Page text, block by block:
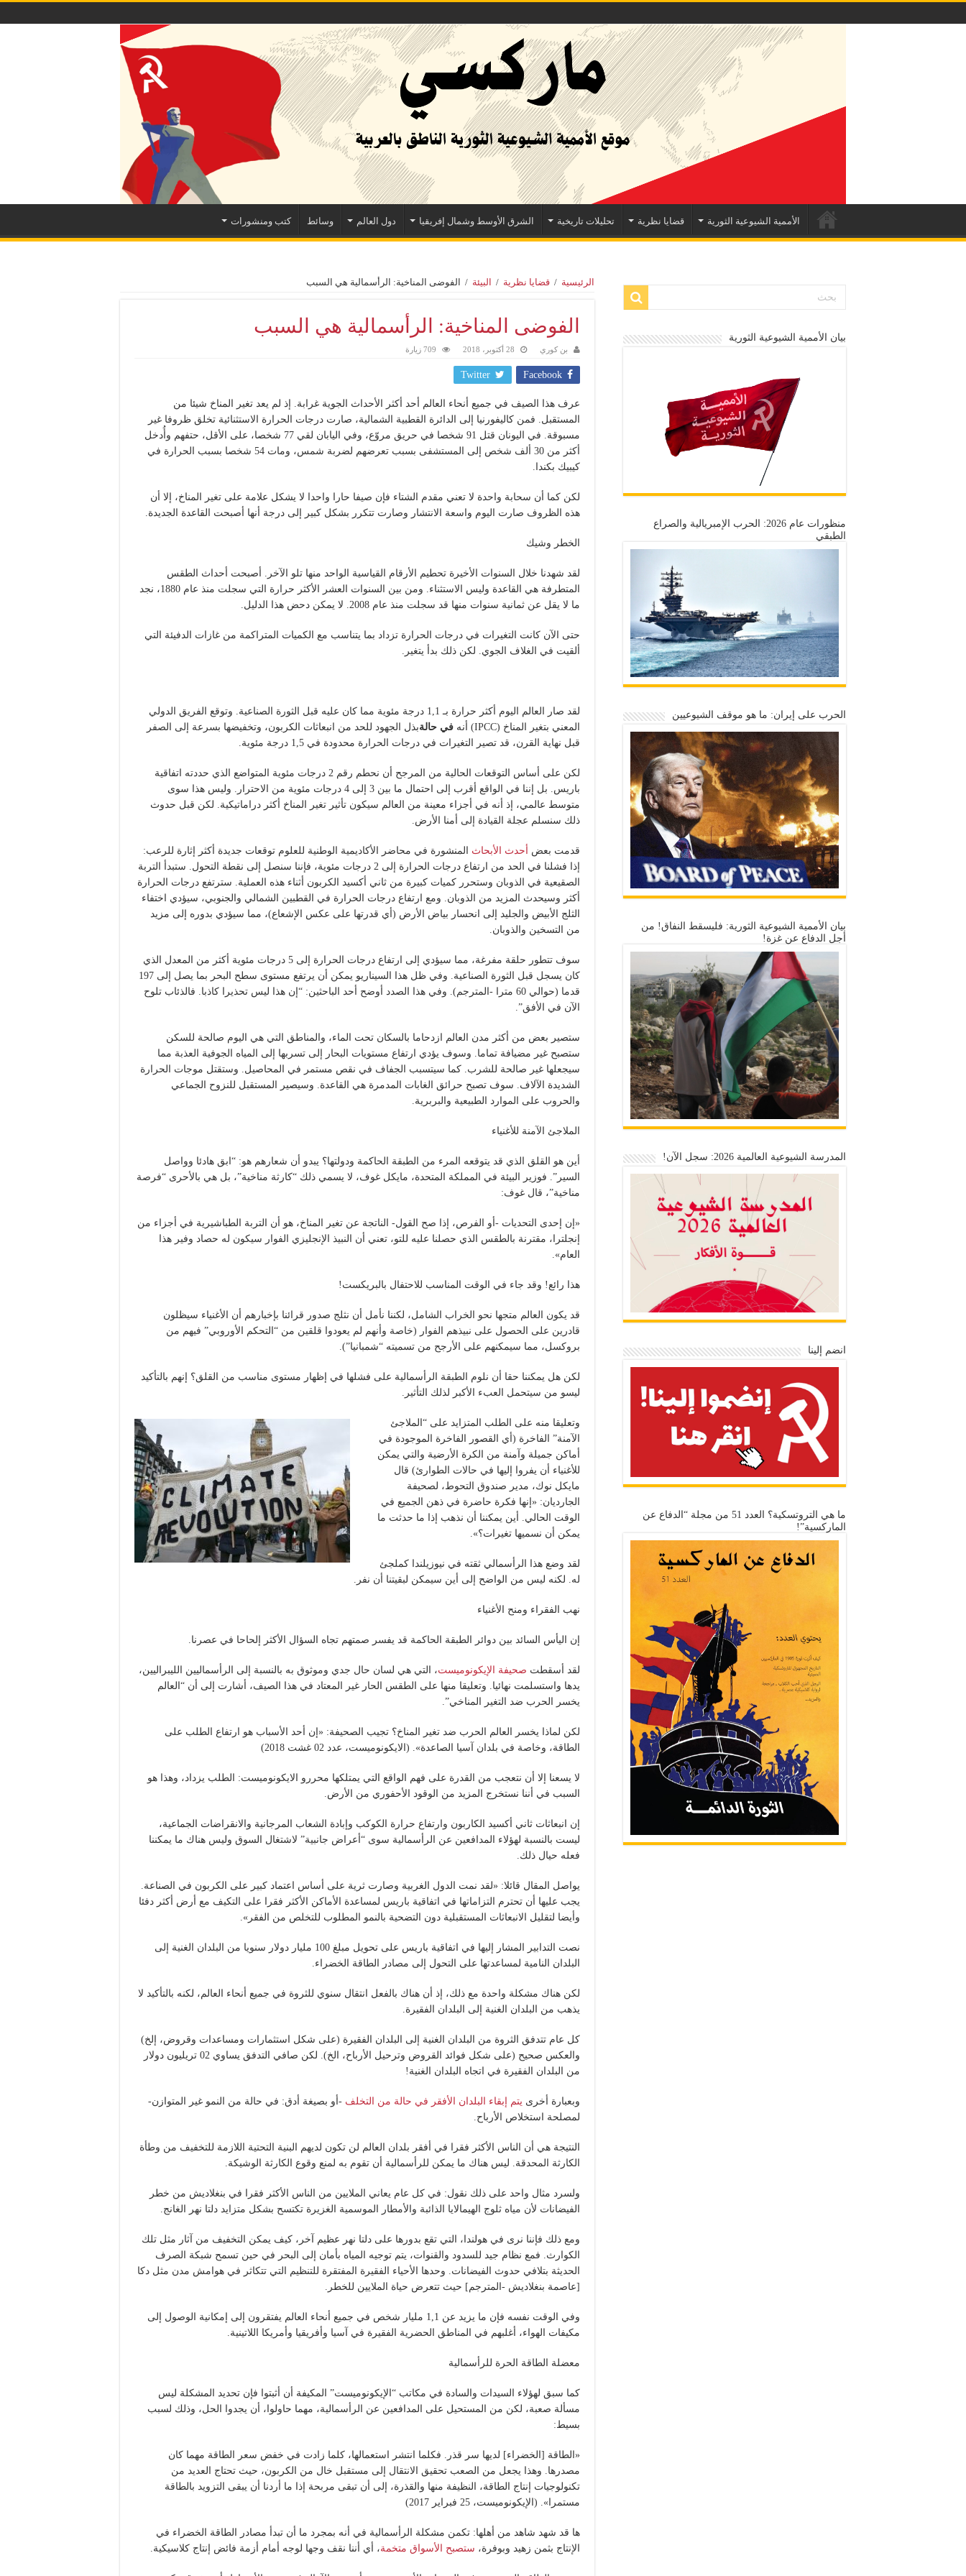
الأممية الشيوعية الثورية قضايا نظرية تحليلات تاريخية الشرق الأوسط وشمال إفريقيا دول العالم وسائط كتب ومنشورات
الرئيسية / قضايا نظرية / البيئة / الفوضى المناخية: الرأسمالية هي السبب
الفوضى المناخية: الرأسمالية هي السبب
بن كوري 28 أكتوبر، 2018 709 زيارة
Facebook
Twitter
عرف هذا الصيف في جميع أنحاء العالم أحد أكثر الأحداث الجوية غرابة. إذ لم يعد تغير المناخ شيئا من
المستقبل. فمن كاليفورنيا إلى الدائرة القطبية الشمالية، صارت درجات الحرارة الاستثنائية تخلق ظروفا غير
مسبوقة. في اليونان قتل 91 شخصا في حريق مروّع، وفي اليابان لقي 77 شخصا، على الأقل، حتفهم وأُدخل
أكثر من 30 ألف شخص إلى المستشفى بسبب تعرضهم لضربة شمس، ومات 54 شخصا بسبب الحرارة في
كيبيك بكندا.
لكن كما أن سحابة واحدة لا تعني مقدم الشتاء فإن صيفا حارا واحدا لا يشكل علامة على تغير المناخ، إلا أن
هذه الظروف صارت اليوم واسعة الانتشار وصارت تتكرر بشكل كبير إلى درجة أنها أصبحت القاعدة الجديدة.
الخطر وشيك
لقد شهدنا خلال السنوات الأخيرة تحطيم الأرقام القياسية الواحد منها تلو الآخر. أصبحت أحداث الطقس
المتطرفة هي القاعدة وليس الاستثناء. ومن بين السنوات العشر الأكثر حرارة التي سجلت منذ عام 1880، نجد
ما لا يقل عن ثمانية سنوات منها قد سجلت منذ عام 2008. لا يمكن دحض هذا الدليل.
حتى الآن كانت التغيرات في درجات الحرارة تزداد بما يتناسب مع الكميات المتراكمة من غازات الدفيئة التي
ألقيت في الغلاف الجوي. لكن ذلك بدأ يتغير.
لقد صار العالم اليوم أكثر حرارة بـ 1,1 درجة مئوية مما كان عليه قبل الثورة الصناعية. وتوقع الفريق الدولي
المعني بتغير المناخ (IPCC) أنه
في حالةبذل الجهود للحد من انبعاثات الكربون، وتخفيضها بسرعة إلى الصفر
قبل نهاية القرن، قد تصير التغيرات في درجات الحرارة محدودة في 1,5 درجة مئوية.
لكن على أساس التوقعات الحالية من المرجح أن نحطم رقم 2 درجات مئوية المتواضع الذي حددته اتفاقية
باريس. بل إننا في الواقع أقرب إلى احتمال ما بين 3 إلى 4 درجات مئوية من الاحترار. وليس هذا سوى
متوسط عالمي، إذ أنه في أجزاء معينة من العالم سيكون تأثير تغير المناخ أكثر دراماتيكية. لكن قبل حدوث
ذلك سنسلم عجلة القيادة إلى أمنا الأرض.
قدمت بعض أحدث الأبحاث المنشورة في محاضر الأكاديمية الوطنية للعلوم توقعات جديدة أكثر إثارة للرعب:
إذا فشلنا في الحد من ارتفاع درجات الحرارة إلى 2 درجات مئوية، فإننا سنصل إلى نقطة التحول. ستبدأ التربة
الصقيعية في الذوبان وستحرر كميات كبيرة من ثاني أكسيد الكربون أثناء هذه العملية. سترتفع درجات الحرارة
أكثر وسيحدث المزيد من الذوبان. ومع ارتفاع درجات الحرارة في القطبين الشمالي والجنوبي، سيؤدي اختفاء
الثلج الأبيض والجليد إلى انحسار بياض الأرض (أي قدرتها على عكس الإشعاع)، مما سيؤدي بدوره إلى مزيد
من التسخين والذوبان.
سوف تتطور حلقة مفرغة، مما سيؤدي إلى ارتفاع درجات الحرارة إلى 5 درجات مئوية أكثر من المعدل الذي
كان يسجل قبل الثورة الصناعية. وفي ظل هذا السيناريو يمكن أن يرتفع مستوى سطح البحر بما يصل إلى 197
قدما (حوالي 60 مترا -المترجم). وفي هذا الصدد أوضح أحد الباحثين: “إن هذا ليس تحذيرا كاذبا. فالذئاب تلوح
الآن في الأفق”.
ستصير بعض من أكثر مدن العالم ازدحاما بالسكان تحت الماء، والمناطق التي هي اليوم صالحة للسكن
ستصبح غير مضيافة تماما. وسوف يؤدي ارتفاع مستويات البحار إلى تسربها إلى المياه الجوفية العذبة مما
سيجعلها غير صالحة للشرب. كما سيتسبب الجفاف في نقص مستمر في المحاصيل. وستقتل موجات الحرارة
الشديدة الآلاف. سوف تصبح حرائق الغابات المدمرة هي القاعدة. وسيصير المستقبل للنزوح الجماعي
والحروب على الموارد الطبيعية والبربرية.
الملاجئ الآمنة للأغنياء
أين هو القلق الذي قد يتوقعه المرء من الطبقة الحاكمة ودولتها؟ يبدو أن شعارهم هو: “ابق هادئا وواصل
السير”. فوزير البيئة في المملكة المتحدة، مايكل غوف، لا يسمي ذلك “كارثة مناخية”، بل هي بالأحرى “فرصة
مناخية”، قال غوف:
«إن إحدى التحديات -أو الفرص، إذا صح القول- الناتجة عن تغير المناخ، هو أن التربة الطباشيرية في أجزاء من
إنجلترا، مقترنة بالطقس الذي حصلنا عليه للتو، تعني أن النبيذ الإنجليزي الفوار سيكون له حصاد وفير هذا
العام».
هذا رائع! وقد جاء في الوقت المناسب للاحتفال بالبريكست!
قد يكون العالم متجها نحو الخراب الشامل، لكننا نأمل أن نثلج صدور قرائنا بإخبارهم أن الأغنياء سيظلون
قادرين على الحصول على نبيذهم الفوار (خاصة وأنهم لم يعودوا قلقين من “التحكم الأوروبي” فيهم من
بروكسل، مما سيمكنهم على الأرجح من تسميته “شمبانيا”).
لكن هل يمكننا حقا أن نلوم الطبقة الرأسمالية على فشلها في إظهار مستوى مناسب من القلق؟ إنهم بالتأكيد
ليسو من سيتحمل العبء الأكبر لذلك التأثير.
وتعليقا منه على الطلب المتزايد على “الملاجئ
الآمنة” الفاخرة (أي القصور الفاخرة الموجودة في
أماكن جميلة وآمنة من الكرة الأرضية والتي يمكن
للأغنياء أن يفروا إليها في حالات الطوارئ) قال
مايكل نوك، مدير صندوق التحوط، لصحيفة
الجارديان: «إنها فكرة حاضرة في ذهن الجميع في
الوقت الحالي. أين يمكننا أن نذهب إذا ما حدثت ما
يمكن أن نسميها تغيرات؟».
لقد وضع هذا الرأسمالي ثقته في نيوزيلندا كملجئ
له. لكنه ليس من الواضح إلى أين سيمكن لبقيتنا أن نفر.
نهب الفقراء ومنح الأغنياء
إن اليأس السائد بين دوائر الطبقة الحاكمة قد يفسر صمتهم تجاه السؤال الأكثر إلحاحا في عصرنا.
لقد أسقطت صحيفة الإيكونوميست، التي هي لسان حال جدي وموثوق به بالنسبة إلى الرأسماليين الليبراليين،
يدها واستسلمت نهائيا. وتعليقا منها على الطقس الحار غير المعتاد في هذا الصيف، أشارت إلى أن “العالم
يخسر الحرب ضد التغير المناخي”.
لكن لماذا يخسر العالم الحرب ضد تغير المناخ؟ تجيب الصحيفة: «إن أحد الأسباب هو ارتفاع الطلب على
الطاقة، وخاصة في بلدان آسيا الصاعدة». (الايكونوميست، عدد 02 غشت 2018)
لا يسعنا إلا أن نتعجب من القدرة على فهم الواقع التي يمتلكها محررو الايكونوميست: الطلب يزداد، وهذا هو
السبب في أننا نستخرج المزيد من الوقود الأحفوري من الأرض.
إن انبعاثات ثاني أكسيد الكاربون وارتفاع حرارة الكوكب وإبادة الشعاب المرجانية والانقراضات الجماعية،
ليست بالنسبة لهؤلاء المدافعين عن الرأسمالية سوى “أعراض جانبية” لاشتغال السوق وليس هناك ما يمكننا
فعله حيال ذلك.
يواصل المقال قائلا: «لقد نمت الدول الغربية وصارت ثرية على أساس اعتماد كبير على الكربون في الصناعة.
يجب عليها أن تحترم التزاماتها في اتفاقية باريس لمساعدة الأماكن الأكثر فقرا على التكيف مع أرض أكثر دفئا
وأيضا لتقليل الانبعاثات المستقبلية دون التضحية بالنمو المطلوب للتخلص من الفقر».
نصت التدابير المشار إليها في اتفاقية باريس على تحويل مبلغ 100 مليار دولار سنويا من البلدان الغنية إلى
البلدان النامية لمساعدتها على التحول إلى مصادر الطاقة الخضراء.
لكن هناك مشكلة واحدة مع ذلك، إذ أن هناك بالفعل انتقال سنوي للثروة في جميع أنحاء العالم، لكنه بالتأكيد لا
يذهب من البلدان الغنية إلى البلدان الفقيرة.
كل عام تتدفق الثروة من البلدان الغنية إلى البلدان الفقيرة (على شكل استثمارات ومساعدات وقروض، إلخ)
والعكس صحيح (على شكل فوائد القروض وترحيل الأرباح، الخ). لكن صافي التدفق يساوي 02 تريليون دولار
من البلدان الفقيرة في اتجاه البلدان الغنية!
وبعبارة أخرى يتم إبقاء البلدان الأفقر في حالة من التخلف -أو بصيغة أدق: في حالة من النمو غير المتوازن-
لمصلحة استخلاص الأرباح.
النتيجة هي أن الناس الأكثر فقرا في أفقر بلدان العالم لن تكون لديهم البنية التحتية اللازمة للتخفيف من وطأة
الكارثة المحدقة. ليس هناك ما يمكن للرأسمالية أن تقوم به لمنع وقوع الكارثة الوشيكة.
ولسرد مثال واحد على ذلك نقول: في كل عام يعاني الملايين من الناس الأكثر فقرا في بنغلاديش من خطر
الفيضانات لأن مياه ثلوج الهيمالايا الذائبة والأمطار الموسمية الغزيرة تكتسح بشكل متزايد دلتا نهر الغانج.
ومع ذلك فإننا نرى في هولندا، التي تقع بدورها على دلتا نهر عظيم آخر، كيف يمكن التخفيف من آثار مثل تلك
الكوارث. فمع نظام جيد للسدود والقنوات، يتم توجيه المياه بأمان إلى البحر في حين تسمح شبكة الصرف
الحديثة بتلافي حدوث الفيضانات. وحدها الأحياء الفقيرة المفتقرة للتنظيم التي تتكاثر في هوامش مدن مثل دكا
[عاصمة بنغلاديش -المترجم] حيث تتعرض حياة الملايين للخطر.
وفي الوقت نفسه فإن ما يزيد عن 1,1 مليار شخص في جميع أنحاء العالم يفتقرون إلى إمكانية الوصول إلى
مكيفات الهواء، أغلبهم في المناطق الحضرية الفقيرة في آسيا وأفريقيا وأمريكا اللاتينية.
معضلة الطاقة الحرة للرأسمالية
كما سبق لهؤلاء السيدات والسادة في مكاتب “الإيكونوميست” المكيفة أن أثبتوا فإن تحديد المشكلة ليس
مسألة صعبة، لكن من المستحيل على المدافعين عن الرأسمالية، مهما حاولوا، أن يجدوا الحل، وذلك لسبب
بسيط:
«الطاقة [الخضراء] لديها سر قذر. فكلما انتشر استعمالها، كلما زادت في خفض سعر الطاقة مهما كان
مصدرها. وهذا يجعل من الصعب تحقيق الانتقال إلى مستقبل خال من الكربون، حيث تحتاج العديد من
تكنولوجيات إنتاج الطاقة، النظيفة منها والقذرة، إلى أن تبقى مربحة إذا ما أردنا أن يبقى التزويد بالطاقة
مستمرا». (الإيكونوميست، 25 فبراير 2017)
ها قد شهد شاهد من أهلها: تكمن مشكلة الرأسمالية في أنه بمجرد ما أن تبدأ مصادر الطاقة الخضراء في
الإنتاج بثمن زهيد وبوفرة، ستصبح الأسواق متخمة، أي أننا نقف وجها لوجه أمام أزمة فائض إنتاج كلاسيكية.
بيان الأممية الشيوعية الثورية
منظورات عام 2026: الحرب الإمبريالية والصراع
الطبقي
الحرب على إيران: ما هو موقف الشيوعيين
بيان الأممية الشيوعية الثورية: فليسقط النفاق! من
أجل الدفاع عن غزة!
المدرسة الشيوعية العالمية 2026: سجل الآن!
انضم إلينا
ما هي التروتسكية؟ العدد 51 من مجلة “الدفاع عن
الماركسية”!